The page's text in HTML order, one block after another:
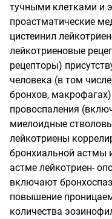
тучными клетками и
проастматические
цистеинил
лейкотриеновые
рецепторы)
человека (в том
бронхов,
провоспаления
миелоидные
лейкотриены
бронхиальной астмы
астме лейкотриен-
включают
повышение
количества